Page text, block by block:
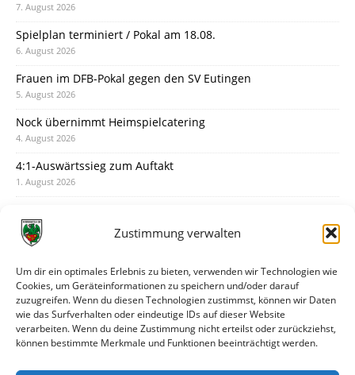
Zustimmung verwalten
Um dir ein optimales Erlebnis zu bieten, verwenden wir Technologien wie
Cookies, um Geräteinformationen zu speichern und/oder darauf
zuzugreifen. Wenn du diesen Technologien zustimmst, können wir Daten
wie das Surfverhalten oder eindeutige IDs auf dieser Website
verarbeiten. Wenn du deine Zustimmung nicht erteilst oder zurückziehst,
können bestimmte Merkmale und Funktionen beeinträchtigt werden.
7. August 2026
Spielplan terminiert / Pokal am 18.08.
6. August 2026
Frauen im DFB-Pokal gegen den SV Eutingen
5. August 2026
Nock übernimmt Heimspielcatering
4. August 2026
4:1-Auswärtssieg zum Auftakt
1. August 2026
31. Juli 2026
30. Juli 2026
Deine Spielminute: 89+1
28. Juli 2026
Neuer Rückensponsor